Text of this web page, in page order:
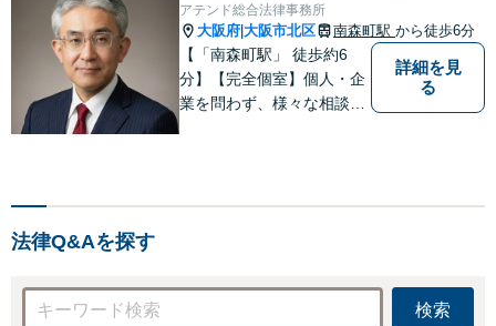
アテンド総合法律事務所
大阪府 大阪市北区 南森町駅 から徒歩6分
【「南森町駅」 徒歩約6
分】【完全個室】個人・企
業を問わず、様々な相談を
詳細を見
る
法律Q&Aを探す
検索